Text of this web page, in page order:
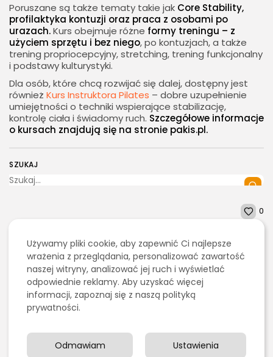
2026 - Bookini.pl Wszelkie prawa zastrzeżone.
Treści umieszczone na stornie są chronione
prawem autorskim.
SZUKAJ
Poruszane są także tematy takie jak Core Stability,
profilaktyka kontuzji oraz praca z osobami po
urazach.Kurs obejmuje różne formy treningu – z
użyciem sprzętu i bez niego, po kontuzjach, a także
trening propriocepcyjny, stretching, trening funkcjonalny
i podstawy kulturystyki.
Dla osób, które chcą rozwijać się dalej, dostępny jest
również Kurs Instruktora Pilates – dobre uzupełnienie
umiejętności o techniki wspierające stabilizację,
kontrolę ciała i świadomy ruch. Szczegółowe informacje
o kursach znajdują się na stronie pakis.pl.
0
POPRZEDNI ARTYKUŁ
Czym są mikroinwertery
fotowoltaiczne?
Energetyka
NASTĘPNY ARTYKUŁ
Konwersacje z native
speakerem online – jak
wybrać najlepszego...
Ostatnie artykuły:
Używamy pliki cookie, aby zapewnić Ci najlepsze
wrażenia z przeglądania, personalizować zawartość
naszej witryny, analizować jej ruch i wyświetlać
odpowiednie reklamy. Aby uzyskać więcej
informacji, zapoznaj się z naszą polityką
prywatności.
Ustawienia
Odmawiam